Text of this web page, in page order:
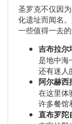
圣罗克不仅因
化遗址而闻名
一些值得一去的
吉布拉尔
是地中海
还有迷人
阿尔赫西
在这里体
许多餐馆
直布罗陀